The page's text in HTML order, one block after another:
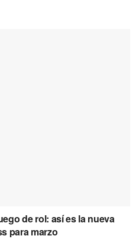
de rol: así es la nueva
para marzo